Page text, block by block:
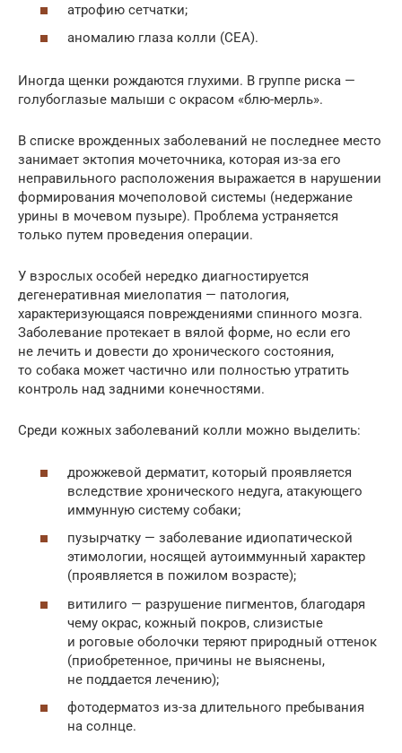
атрофию сетчатки;
аномалию глаза колли (СЕА).
Иногда щенки рождаются глухими. В группе риска —
голубоглазые малыши с окрасом «блю-мерль».
В списке врожденных заболеваний не последнее место
занимает эктопия мочеточника, которая из-за его
неправильного расположения выражается в нарушении
формирования мочеполовой системы (недержание
урины в мочевом пузыре). Проблема устраняется
только путем проведения операции.
У взрослых особей нередко диагностируется
дегенеративная миелопатия — патология,
характеризующаяся повреждениями спинного мозга.
Заболевание протекает в вялой форме, но если его
не лечить и довести до хронического состояния,
то собака может частично или полностью утратить
контроль над задними конечностями.
Среди кожных заболеваний колли можно выделить:
дрожжевой дерматит, который проявляется
вследствие хронического недуга, атакующего
иммунную систему собаки;
пузырчатку — заболевание идиопатической
этимологии, носящей аутоиммунный характер
(проявляется в пожилом возрасте);
витилиго — разрушение пигментов, благодаря
чему окрас, кожный покров, слизистые
и роговые оболочки теряют природный оттенок
(приобретенное, причины не выяснены,
не поддается лечению);
фотодерматоз из-за длительного пребывания
на солнце.